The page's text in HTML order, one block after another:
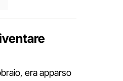
era apparso